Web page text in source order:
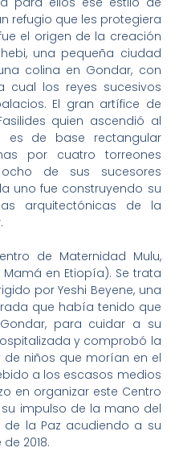
refugio que les protegiera
el origen de la creación
una pequeña ciudad
colina en Gondar, con
cual los reyes sucesivos
El gran artífice de
quien ascendió al
es de base rectangular
por cuatro torreones
de sus sucesores
uno fue construyendo su
arquitectónicas de la
de Maternidad Mulu,
en Etiopía). Se trata
por Yeshi Beyene, una
que había tenido que
para cuidar a su
y comprobó la
niños que morían en el
a los escasos medios
en organizar este Centro
impulso de la mano del
de la Paz acudiendo a su
2018.